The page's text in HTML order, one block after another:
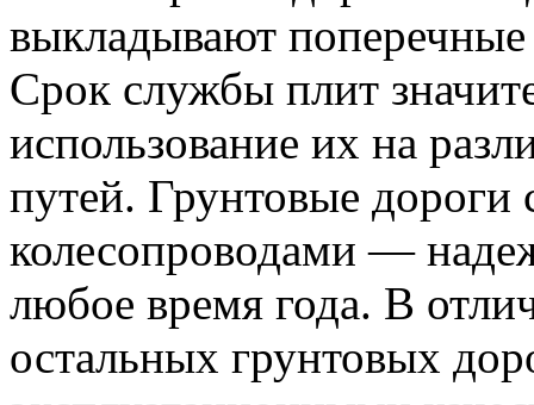
выкладывают
Срок службы плит
использование их на
путей. Грунтовые дороги
колесопроводами —
любое время года. В
остальных грунтовых